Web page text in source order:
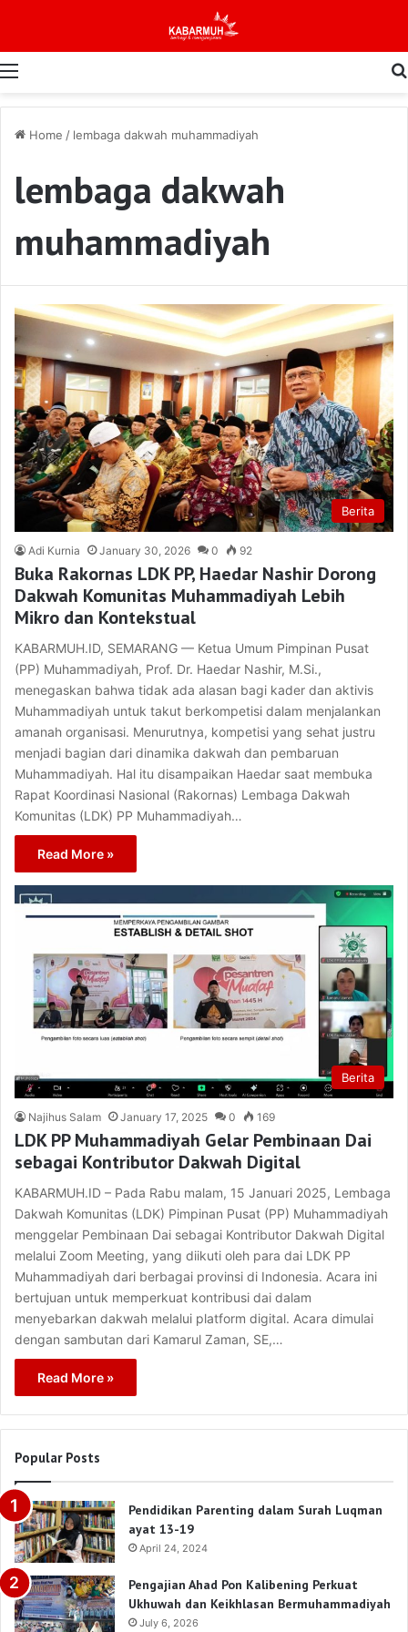
Menu
Home / lembaga dakwah muhammadiyah
lembaga dakwah
muhammadiyah
Berita
Adi Kurnia January 30, 2026 0 92
Buka Rakornas LDK PP, Haedar Nashir Dorong
Dakwah Komunitas Muhammadiyah Lebih
Mikro dan Kontekstual
KABARMUH.ID, SEMARANG — Ketua Umum Pimpinan Pusat
(PP) Muhammadiyah, Prof. Dr. Haedar Nashir, M.Si.,
menegaskan bahwa tidak ada alasan bagi kader dan aktivis
Muhammadiyah untuk takut berkompetisi dalam menjalankan
amanah organisasi. Menurutnya, kompetisi yang sehat justru
menjadi bagian dari dinamika dakwah dan pembaruan
Muhammadiyah. Hal itu disampaikan Haedar saat membuka
Rapat Koordinasi Nasional (Rakornas) Lembaga Dakwah
Komunitas (LDK) PP Muhammadiyah…
Read More »
Berita
Najihus Salam January 17, 2025 0 169
LDK PP Muhammadiyah Gelar Pembinaan Dai
sebagai Kontributor Dakwah Digital
KABARMUH.ID – Pada Rabu malam, 15 Januari 2025, Lembaga
Dakwah Komunitas (LDK) Pimpinan Pusat (PP) Muhammadiyah
menggelar Pembinaan Dai sebagai Kontributor Dakwah Digital
melalui Zoom Meeting, yang diikuti oleh para dai LDK PP
Muhammadiyah dari berbagai provinsi di Indonesia. Acara ini
bertujuan untuk memperkuat kontribusi dai dalam
menyebarkan dakwah melalui platform digital. Acara dimulai
dengan sambutan dari Kamarul Zaman, SE,…
Read More »
Popular Posts
Pendidikan Parenting dalam Surah Luqman
ayat 13-19
April 24, 2024
Pengajian Ahad Pon Kalibening Perkuat
Ukhuwah dan Keikhlasan Bermuhammadiyah
July 6, 2026